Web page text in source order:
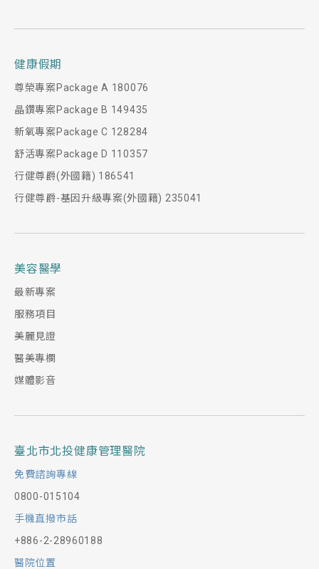
健康假期
尊榮專案Package A 180076
晶鑽專案Package B 149435
新氧專案Package C 128284
舒活專案Package D 110357
行健尊爵(外國籍) 186541
行健尊爵-基因升級專案(外國籍) 235041
美容醫學
最新專案
服務項目
美麗見證
醫美專欄
媒體影音
臺北市北投健康管理醫院
免費諮詢專線
0800-015104
手機直撥市話
+886-2-28960188
醫院位置